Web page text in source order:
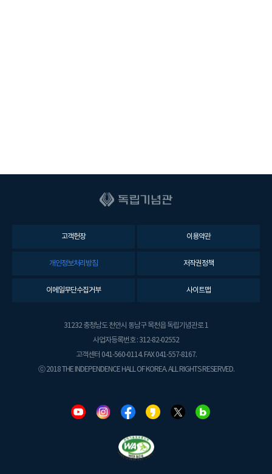
고객헌장 이용약관
개인정보처리방침 저작권정책
이메일무단수집거부 사이트맵
31232 충청남도 천안시 동남구 목천읍 독립기념관로 1
사업자등록번호 : 312-82-02552
고객센터 041-560-0114. FAX 041-557-8167.
ⓒ 2018 THE INDEPENDENCE HALL OF KOREA. ALL RIGHTS RESERVED.